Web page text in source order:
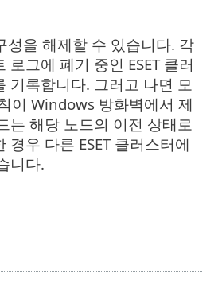
성을 해제할 수 있습니다. 각
로그에 폐기 중인 ESET 클러
기록합니다. 그러고 나면 모
이 Windows 방화벽에서 제
는 해당 노드의 이전 상태로
경우 다른 ESET 클러스터에
니다.